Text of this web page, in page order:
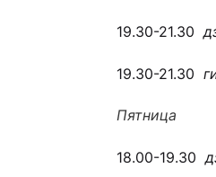
19.30-21.30
19.30-21.30
Пятница
18.00-19.30